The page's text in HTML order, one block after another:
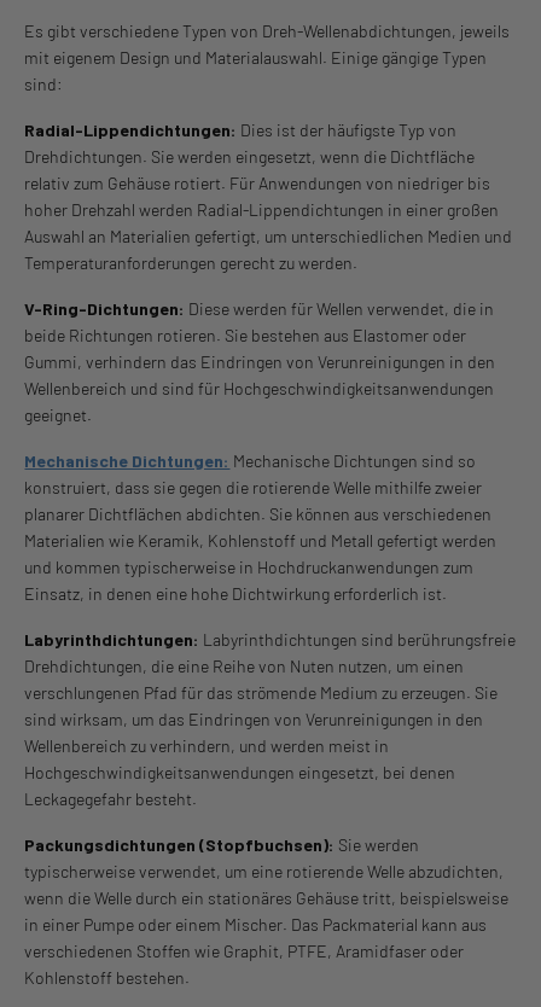
Es gibt verschiedene Typen von Dreh-Wellenabdichtungen, jeweils
mit eigenem Design und Materialauswahl. Einige gängige Typen
sind:
Radial-Lippendichtungen: Dies ist der häufigste Typ von
Drehdichtungen. Sie werden eingesetzt, wenn die Dichtfläche
relativ zum Gehäuse rotiert. Für Anwendungen von niedriger bis
hoher Drehzahl werden Radial-Lippendichtungen in einer großen
Auswahl an Materialien gefertigt, um unterschiedlichen Medien und
Temperaturanforderungen gerecht zu werden.
V-Ring-Dichtungen: Diese werden für Wellen verwendet, die in
beide Richtungen rotieren. Sie bestehen aus Elastomer oder
Gummi, verhindern das Eindringen von Verunreinigungen in den
Wellenbereich und sind für Hochgeschwindigkeitsanwendungen
geeignet.
Mechanische Dichtungen: Mechanische Dichtungen sind so
konstruiert, dass sie gegen die rotierende Welle mithilfe zweier
planarer Dichtflächen abdichten. Sie können aus verschiedenen
Materialien wie Keramik, Kohlenstoff und Metall gefertigt werden
und kommen typischerweise in Hochdruckanwendungen zum
Einsatz, in denen eine hohe Dichtwirkung erforderlich ist.
Labyrinthdichtungen: Labyrinthdichtungen sind berührungsfreie
Drehdichtungen, die eine Reihe von Nuten nutzen, um einen
verschlungenen Pfad für das strömende Medium zu erzeugen. Sie
sind wirksam, um das Eindringen von Verunreinigungen in den
Wellenbereich zu verhindern, und werden meist in
Hochgeschwindigkeitsanwendungen eingesetzt, bei denen
Leckagegefahr besteht.
Packungsdichtungen (Stopfbuchsen): Sie werden
typischerweise verwendet, um eine rotierende Welle abzudichten,
wenn die Welle durch ein stationäres Gehäuse tritt, beispielsweise
in einer Pumpe oder einem Mischer. Das Packmaterial kann aus
verschiedenen Stoffen wie Graphit, PTFE, Aramidfaser oder
Kohlenstoff bestehen.